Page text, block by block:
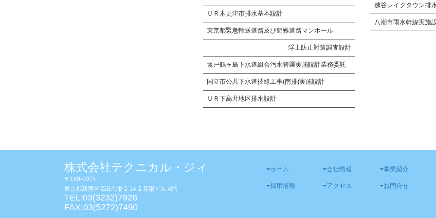
ＵＲ木更津市排水基本設計
東京都緊急輸送道路及び避難道路マンホール
浮上防止対策調査設計
坂戸鶴ヶ島下水道組合汚水管渠実施設計業務委託
国立市公共下水道技線工事(南排)実施設計
ＵＲ下高井地区排水設計
越谷レイクタウン排
八潮市雨水幹線実施
株式会社テクニカル・ジィ
〒169-0075
東京都新宿区高田馬場 2-14-2 新陽ビル 4階
TEL:03(3232)7926
FAX:03(5272)7490
ホーム 会社情報 事業紹介
採用情報 アクセス お問合せ